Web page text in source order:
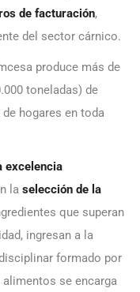
de facturación,
del sector cárnico.
produce más de
toneladas) de
hogares en toda
excelencia
la selección de la
que superan
ingresan a la
formado por
se encarga